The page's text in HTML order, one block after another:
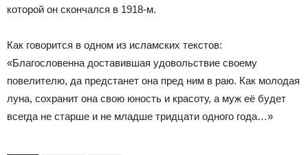
которой он скончался в 1918-м.
Как говорится в одном из исламских текстов:
«Благословенна доставившая удовольствие своему
повелителю, да предстанет она пред ним в раю. Как молодая
луна, сохранит она свою юность и красоту, а муж её будет
всегда не старше и не младше тридцати одного года…»